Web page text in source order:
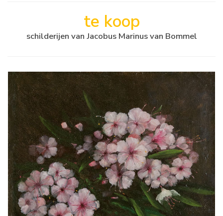
te koop
schilderijen van Jacobus Marinus van Bommel